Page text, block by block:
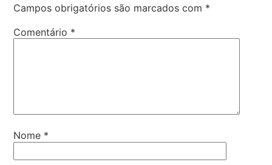
Campos obrigatórios são marcados com *
Comentário *
Nome *